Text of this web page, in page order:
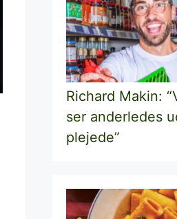
Richard Makin:
ser anderledes
plejede”